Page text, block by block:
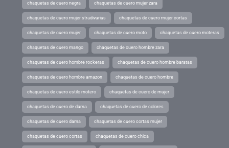
chaquetas de cuero negra chaquetas de cuero mujer zara
chaquetas de cuero mujer stradivarius chaquetas de cuero mujer cortas
chaquetas de cuero mujer chaquetas de cuero moto chaquetas de cuero moteras
chaquetas de cuero mango chaquetas de cuero hombre zara
chaquetas de cuero hombre rockeras chaquetas de cuero hombre baratas
chaquetas de cuero hombre amazon chaquetas de cuero hombre
chaquetas de cuero estilo motero chaquetas de cuero de mujer
chaquetas de cuero de dama chaquetas de cuero de colores
chaquetas de cuero dama chaquetas de cuero cortas mujer
chaquetas de cuero cortas chaquetas de cuero chica